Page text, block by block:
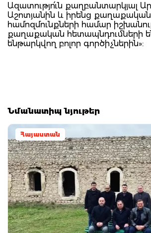
Ազատությո՛ւն քաղբանտարկյալ
Աշոտյանին և իրենց քաղաքական
համոզմունքների համար
քաղաքական հետապնդումների
ենթարկվող բոլոր գործիչներին»:
Նմանատիպ նյութեր
Հայաստան